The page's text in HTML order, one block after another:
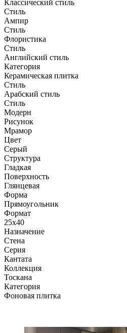
Классический стиль
Стиль
Ампир
Стиль
Флористика
Стиль
Английский стиль
Категория
Керамическая плитка
Стиль
Арабский стиль
Стиль
Модерн
Рисунок
Мрамор
Цвет
Серый
Структура
Гладкая
Поверхность
Глянцевая
Форма
Прямоугольник
Формат
25x40
Назначение
Стена
Серия
Кантата
Коллекция
Тоскана
Категория
Фоновая плитка